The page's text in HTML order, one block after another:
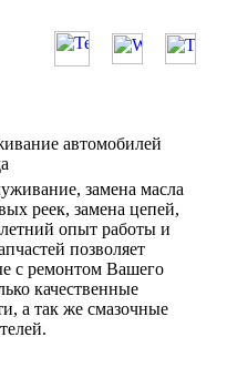
автомобилей
замена масла
реек, замена цепей,
опыт работы и
позволяет
с ремонтом Вашего
качественные
а так же смазочные